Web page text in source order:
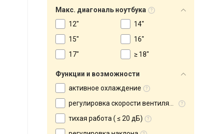
Макс. диагональ ноутбука
12"
14"
15"
16"
17"
≥ 18"
Функции и возможности
активное охлаждение
регулировка скорости вентилятора
тихая работа ( ≤ 20 дБ)